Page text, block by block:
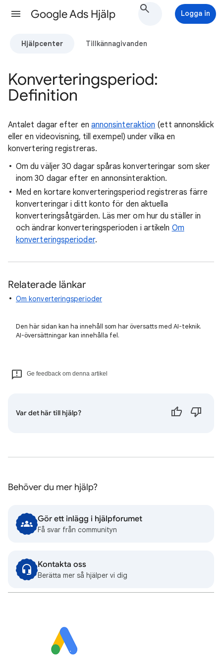
Google Ads Hjälp Logga in
Hjälpcenter Tillkännagivanden
Konverteringsperiod:
Definition
Antalet dagar efter en annonsinteraktion (ett annonsklick
eller en videovisning, till exempel) under vilka en
konvertering registreras.
Om du väljer 30 dagar spåras konverteringar som sker
inom 30 dagar efter en annonsinteraktion.
Med en kortare konverteringsperiod registreras färre
konverteringar i ditt konto för den aktuella
konverteringsåtgärden. Läs mer om hur du ställer in
och ändrar konverteringsperioden i artikeln Om
konverteringsperioder.
Relaterade länkar
Om konverteringsperioder
Den här sidan kan ha innehåll som har översatts med AI-teknik.
AI-översättningar kan innehålla fel.
Ge feedback om denna artikel
Var det här till hjälp?
Behöver du mer hjälp?
Gör ett inlägg i hjälpforumet
Få svar från communityn
Kontakta oss
Berätta mer så hjälper vi dig